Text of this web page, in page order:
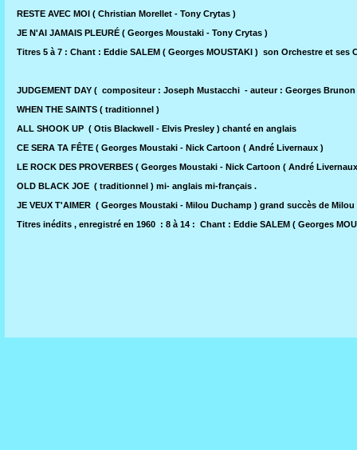
RESTE AVEC MOI ( Christian Morellet - Tony Crytas )
JE N'AI JAMAIS PLEURÉ ( Georges Moustaki - Tony Crytas )
Titres 5 à 7 : Chant : Eddie SALEM ( Georges MOUSTAKI ) son Orchestre et ses
JUDGEMENT DAY ( compositeur : Joseph Mustacchi - auteur : Georges
WHEN THE SAINTS ( traditionnel )
ALL SHOOK UP ( Otis Blackwell - Elvis Presley ) chanté en anglais
CE SERA TA FÊTE ( Georges Moustaki - Nick Cartoon ( André Livernaux )
LE ROCK DES PROVERBES ( Georges Moustaki - Nick Cartoon ( André
OLD BLACK JOE ( traditionnel ) mi- anglais mi-français .
JE VEUX T'AIMER ( Georges Moustaki - Milou Duchamp ) grand succès de Milou
Titres inédits , enregistré en 1960 : 8 à 14 : Chant : Eddie SALEM ( Georges